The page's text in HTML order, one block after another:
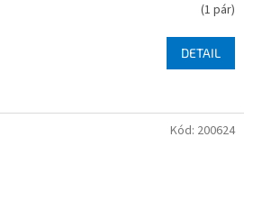
(1 pár)
DETAIL
Kód: 200624